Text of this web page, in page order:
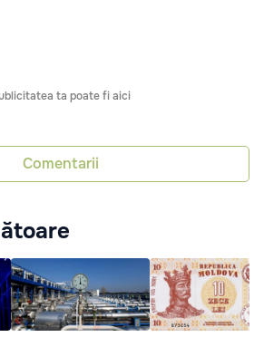
ta poate fi aici
Comentarii